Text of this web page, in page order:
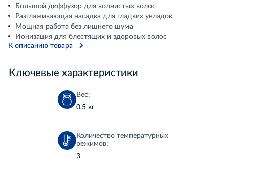
Большой диффузор для волнистых волос
Разглаживающая насадка для гладких укладок
Мощная работа без лишнего шума
Ионизация для блестящих и здоровых волос
К описанию товара
Ключевые характеристики
Вес:
0.5 кг
Количество температурных
режимов:
3